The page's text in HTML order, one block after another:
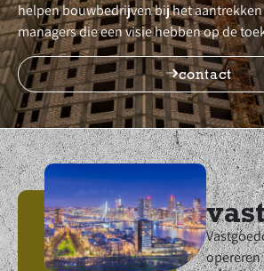
helpen bouwbedrijven bij het
managers die een visie hebben op de
contact
opereren